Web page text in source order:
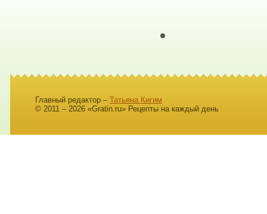
Главный редактор – Татьяна Кигим
© 2011 – 2026 «Gratin.ru» Рецепты на каждый день